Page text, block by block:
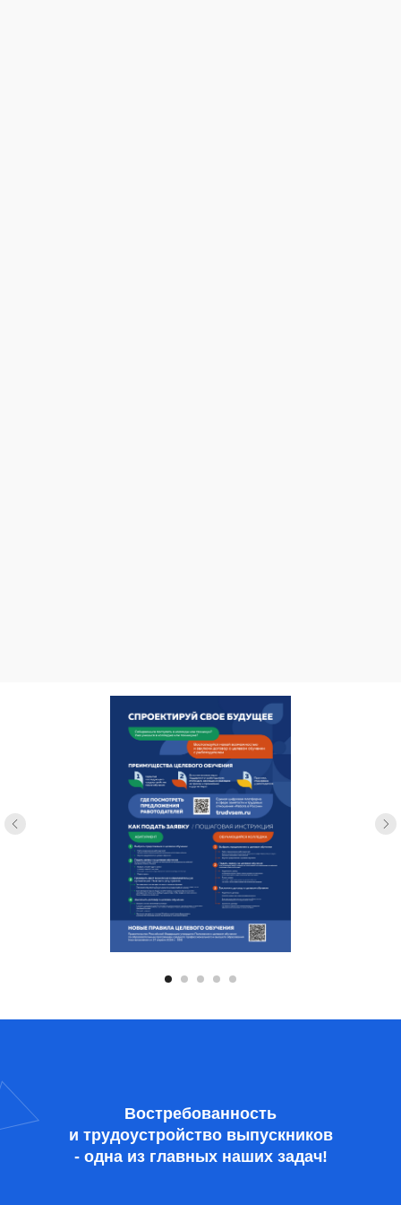
Востребованность
и трудоустройство выпускников
- одна из главных наших задач!